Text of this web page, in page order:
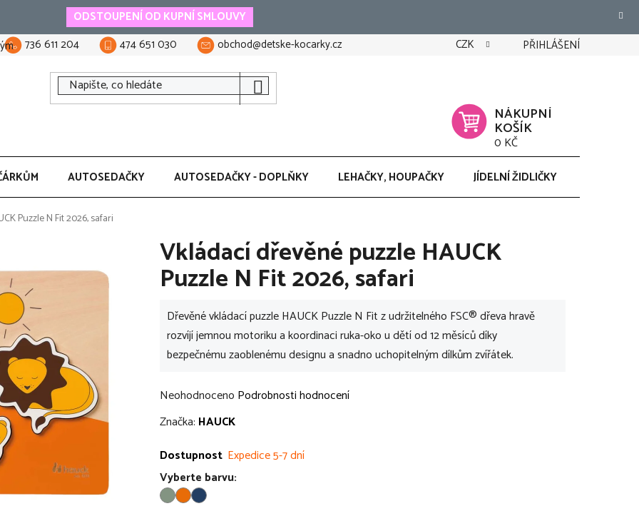
ODSTOUPENÍ OD KUPNÍ SMLOUVY
736 611 204 474 651 030 obchod@detske-kocarky.cz CZK PŘIHLÁŠENÍ
NÁKUPNÍ
KOŠÍK
0 KČ
AUTOSEDAČKY AUTOSEDAČKY - DOPLŇKY LEHAČKY, HOUPAČKY JÍDELNÍ ŽIDLIČKY
Puzzle N Fit 2026, safari
Vkládací dřevěné puzzle HAUCK
Puzzle N Fit 2026, safari
Dřevěné vkládací puzzle HAUCK Puzzle N Fit z udržitelného FSC® dřeva hravě
rozvíjí jemnou motoriku a koordinaci ruka-oko u dětí od 12 měsíců díky
bezpečnému zaoblenému designu a snadno uchopitelným dílkům zvířátek.
Průměrné
hodnocení
je
0,0
z
Neohodnoceno Podrobnosti hodnocení
Značka: HAUCK
Dostupnost Expedice 5-7 dní
Vyberte barvu: